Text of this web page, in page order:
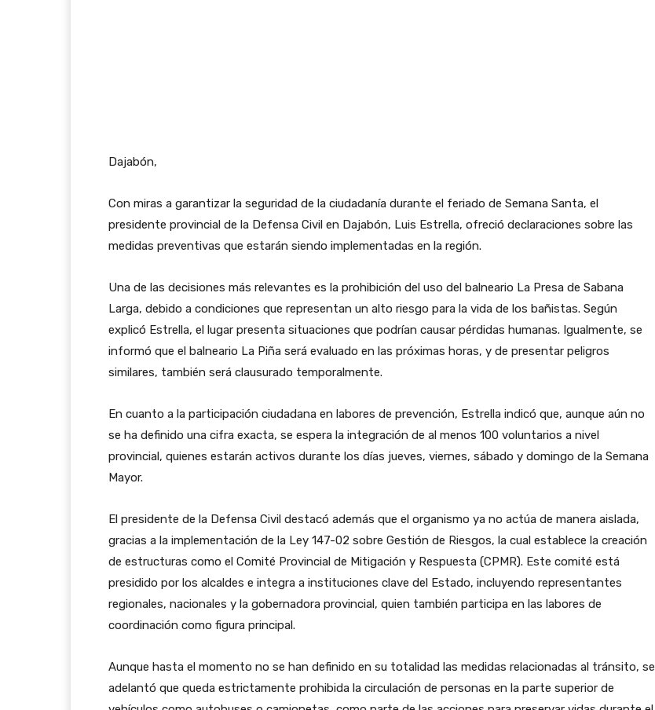
Dajabón,
Con miras a garantizar la seguridad de la ciudadanía durante el feriado de Semana Santa, el
presidente provincial de la Defensa Civil en Dajabón, Luis Estrella, ofreció declaraciones sobre las
medidas preventivas que estarán siendo implementadas en la región.
Una de las decisiones más relevantes es la prohibición del uso del balneario La Presa de Sabana
Larga, debido a condiciones que representan un alto riesgo para la vida de los bañistas. Según
explicó Estrella, el lugar presenta situaciones que podrían causar pérdidas humanas. Igualmente, se
informó que el balneario La Piña será evaluado en las próximas horas, y de presentar peligros
similares, también será clausurado temporalmente.
En cuanto a la participación ciudadana en labores de prevención, Estrella indicó que, aunque aún no
se ha definido una cifra exacta, se espera la integración de al menos 100 voluntarios a nivel
provincial, quienes estarán activos durante los días jueves, viernes, sábado y domingo de la Semana
Mayor.
El presidente de la Defensa Civil destacó además que el organismo ya no actúa de manera aislada,
gracias a la implementación de la Ley 147-02 sobre Gestión de Riesgos, la cual establece la creación
de estructuras como el Comité Provincial de Mitigación y Respuesta (CPMR). Este comité está
presidido por los alcaldes e integra a instituciones clave del Estado, incluyendo representantes
regionales, nacionales y la gobernadora provincial, quien también participa en las labores de
coordinación como figura principal.
Aunque hasta el momento no se han definido en su totalidad las medidas relacionadas al tránsito, se
adelantó que queda estrictamente prohibida la circulación de personas en la parte superior de